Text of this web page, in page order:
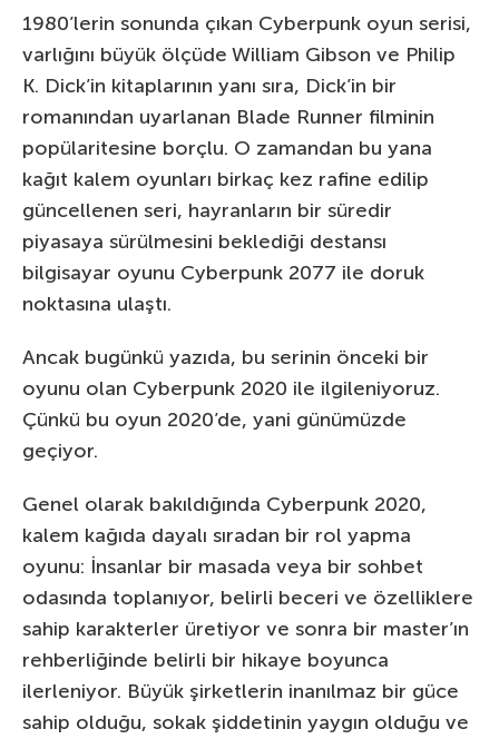
1980’lerin sonunda çıkan Cyberpunk oyun serisi,
varlığını büyük ölçüde William Gibson ve Philip
K. Dick’in kitaplarının yanı sıra, Dick’in bir
romanından uyarlanan Blade Runner filminin
popülaritesine borçlu. O zamandan bu yana
kağıt kalem oyunları birkaç kez rafine edilip
güncellenen seri, hayranların bir süredir
piyasaya sürülmesini beklediği destansı
bilgisayar oyunu Cyberpunk 2077 ile doruk
noktasına ulaştı.
Ancak bugünkü yazıda, bu serinin önceki bir
oyunu olan Cyberpunk 2020 ile ilgileniyoruz.
Çünkü bu oyun 2020’de, yani günümüzde
geçiyor.
Genel olarak bakıldığında Cyberpunk 2020,
kalem kağıda dayalı sıradan bir rol yapma
oyunu: İnsanlar bir masada veya bir sohbet
odasında toplanıyor, belirli beceri ve özelliklere
sahip karakterler üretiyor ve sonra bir master’ın
rehberliğinde belirli bir hikaye boyunca
ilerleniyor. Büyük şirketlerin inanılmaz bir güce
sahip olduğu, sokak şiddetinin yaygın olduğu ve